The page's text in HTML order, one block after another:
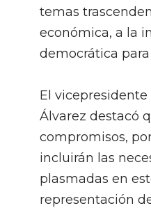
temas
económica, a la
democrática para
El vicepresidente
Álvarez destacó
compromisos,
incluirán las
plasmadas en
representación